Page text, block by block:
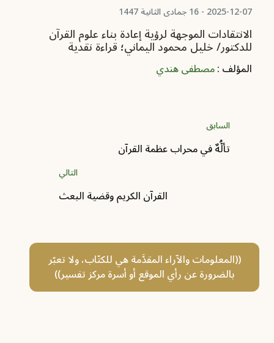
2025-12-07 - 16 جمادى الثانية 1447
الانتقادات الموجهة لرؤية إعادة بناء علوم القرآن
للدكتور/ خليل محمود اليماني؛ قراءة نقدية
المؤلف :مصطفى هندي
السابق
تألُّهٌ في محراب عظمة القرآن
التالي
القرآن الكريم وقضية البعث
((المعلومات والآراء المقدَّمة هي للكتّاب، ولا تعبّر
بالضرورة عن رأي الموقع أو أسرة مركز تفسير))